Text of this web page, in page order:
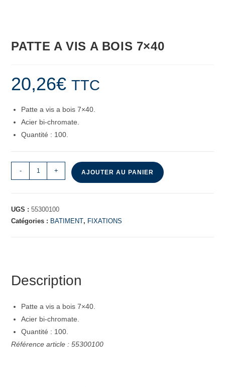
PATTE A VIS A BOIS 7×40
20,26€ TTC
Patte a vis a bois 7×40.
Acier bi-chromate.
Quantité : 100.
- + AJOUTER AU PANIER
UGS :55300100
Catégories : BATIMENT, FIXATIONS
Description
Patte a vis a bois 7×40.
Acier bi-chromate.
Quantité : 100.
Référence article : 55300100